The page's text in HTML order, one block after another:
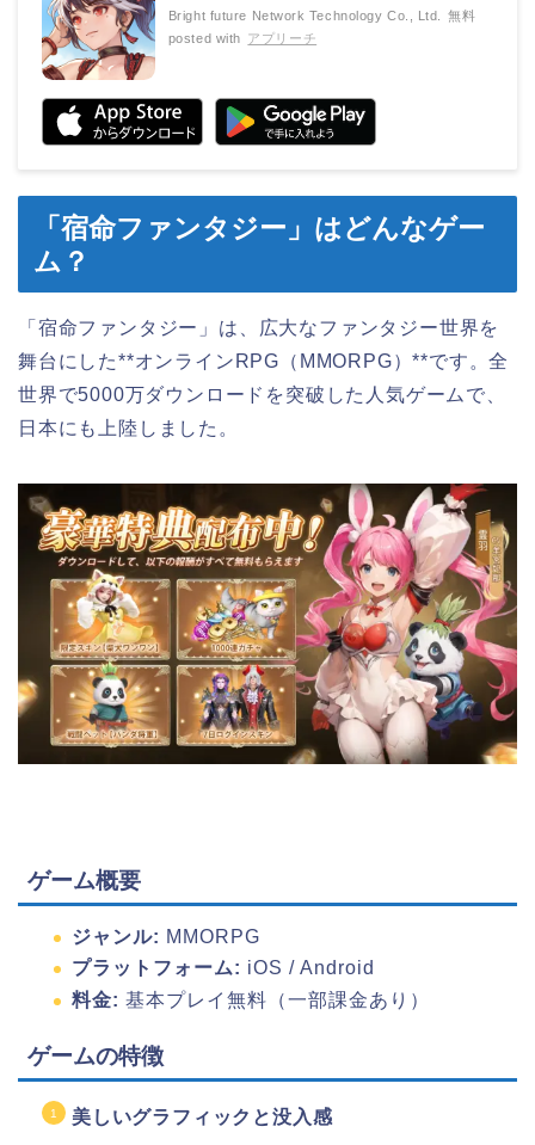
Bright future Network Technology Co., Ltd.
無料
posted with アプリーチ
「宿命ファンタジー」はどんなゲー
ム？
「宿命ファンタジー」は、広大なファンタジー世界を
舞台にした**オンラインRPG（MMORPG）**です。全
世界で5000万ダウンロードを突破した人気ゲームで、
日本にも上陸しました。
ゲーム概要
ジャンル: MMORPG
プラットフォーム: iOS / Android
料金: 基本プレイ無料（一部課金あり）
ゲームの特徴
美しいグラフィックと没入感